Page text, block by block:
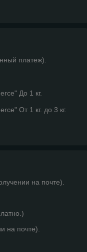
платеж).
До 1 кг.
От 1 кг. до 3 кг.
на почте).
на почте).